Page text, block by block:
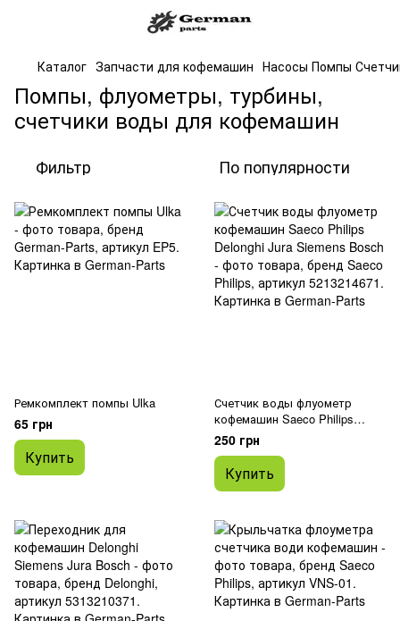
Каталог Запчасти для кофемашин Насосы Помпы
Помпы, флуометры, турбины,
счетчики воды для кофемашин
Фильтр По популярности
Ремкомплект помпы Ulka
65 грн
Купить
Счетчик воды флуометр
кофемашин Saeco Philips
Delonghi Jura Siemens Bosch
250 грн
Купить